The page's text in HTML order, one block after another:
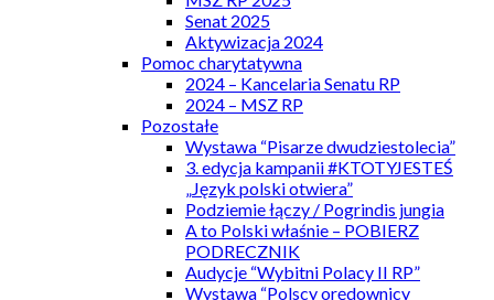
Senat 2025
Aktywizacja 2024
Pomoc charytatywna
2024 – Kancelaria Senatu RP
2024 – MSZ RP
Pozostałe
Wystawa “Pisarze dwudziestolecia”
3. edycja kampanii #KTOTYJESTEŚ
„Język polski otwiera”
Podziemie łączy / Pogrindis jungia
A to Polski właśnie – POBIERZ
PODRECZNIK
Audycje “Wybitni Polacy II RP”
Wystawa “Polscy orędownicy